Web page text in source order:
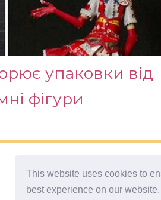
This website uses cookies to
best experience on our website.
упаковки від
фігури